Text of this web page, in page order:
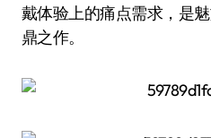
戴体验上的痛点需求，是
鼎之作。